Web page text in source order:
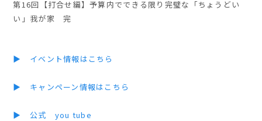
第16回【打合せ編】予算内でできる限り完璧な「ちょうどい
い」我が家 完
▶ イベント情報はこちら
▶ キャンペーン情報はこちら
▶ 公式 you tube